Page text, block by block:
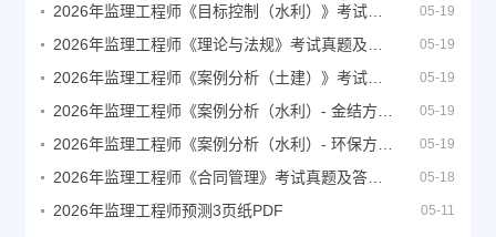
05-19
05-19
05-19
05-19
05-19
05-18
2026年监理工程师预测3页纸PDF 05-11